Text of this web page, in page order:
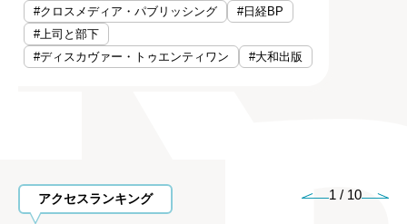
#クロスメディア・パブリッシング
#日経BP
#上司と部下
#ディスカヴァー・トゥエンティワン
#大和出版
アクセスランキング 1 / 10